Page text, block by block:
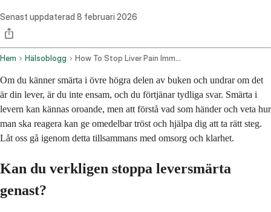
Senast uppdaterad 8 februari 2026
Hem Hälsoblogg How To Stop Liver Pain Immediately
Om du känner smärta i övre högra delen av buken och undrar om det
är din lever, är du inte ensam, och du förtjänar tydliga svar. Smärta i
levern kan kännas oroande, men att förstå vad som händer och veta hur
man ska reagera kan ge omedelbar tröst och hjälpa dig att ta rätt steg.
Låt oss gå igenom detta tillsammans med omsorg och klarhet.
Kan du verkligen stoppa leversmärta
genast?